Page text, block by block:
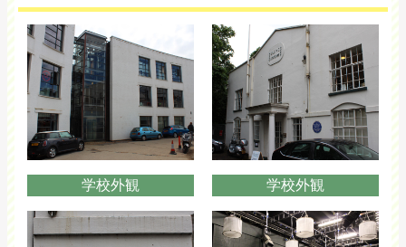
学校外観 学校外観